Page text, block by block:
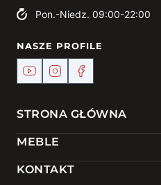
Pon.-Niedz. 09:00-22:00
NASZE PROFILE
STRONA GŁÓWNA
MEBLE
KONTAKT